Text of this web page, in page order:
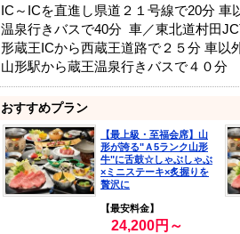
IC～ICを直進し県道２１号線で20分 車
温泉行きバスで40分 車／東北道村田
形蔵王ICから西蔵王道路で２５分 車以
山形駅から蔵王温泉行きバスで４０分
おすすめプラン
【最上級・至福会席】山
形が誇る"Ａ5ランク山形
牛"に舌鼓☆しゃぶしゃぶ
×ミニステーキ×炙握りを
贅沢に
【最安料金】
24,200円～